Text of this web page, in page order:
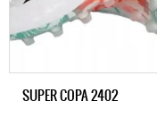
SUPER COPA 2402